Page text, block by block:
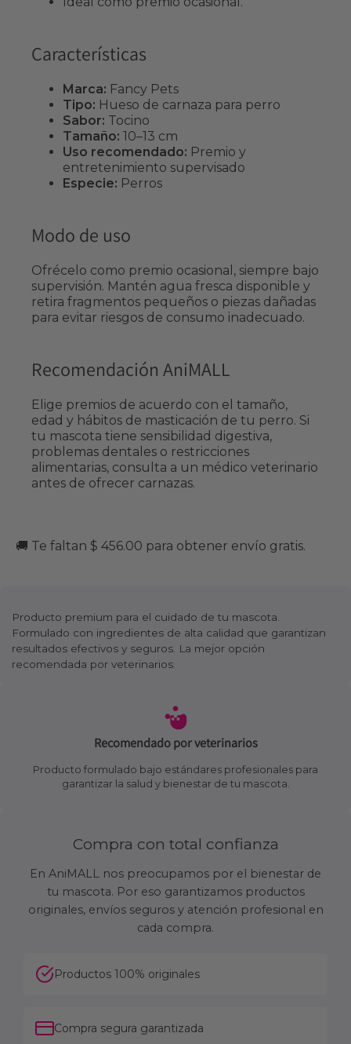
Características
Marca: Fancy Pets
Tipo: Hueso de carnaza para perro
Sabor: Tocino
Tamaño: 10–13 cm
Uso recomendado: Premio y
entretenimiento supervisado
Especie: Perros
Modo de uso
Ofrécelo como premio ocasional, siempre bajo
supervisión. Mantén agua fresca disponible y
retira fragmentos pequeños o piezas dañadas
para evitar riesgos de consumo inadecuado.
Recomendación AniMALL
Elige premios de acuerdo con el tamaño,
edad y hábitos de masticación de tu perro. Si
tu mascota tiene sensibilidad digestiva,
problemas dentales o restricciones
alimentarias, consulta a un médico veterinario
antes de ofrecer carnazas.
🚚 Te faltan $ 456.00 para obtener envío gratis.
Producto premium para el cuidado de tu mascota.
Formulado con ingredientes de alta calidad que garantizan
resultados efectivos y seguros. La mejor opción
recomendada por veterinarios.
Recomendado por veterinarios
Producto formulado bajo estándares profesionales para
garantizar la salud y bienestar de tu mascota.
Compra con total confianza
En AniMALL nos preocupamos por el bienestar de
tu mascota. Por eso garantizamos productos
originales, envíos seguros y atención profesional en
cada compra.
Productos 100% originales
Compra segura garantizada